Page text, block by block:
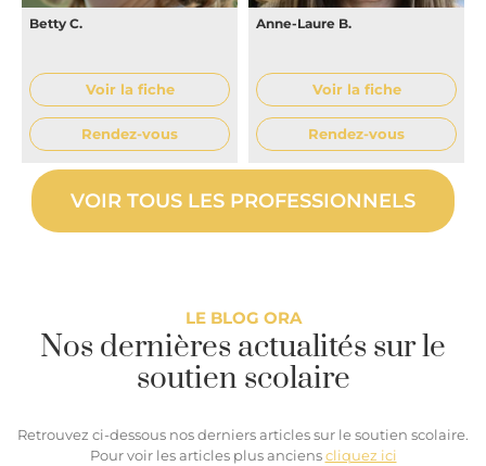
Betty C.
Voir la fiche
Rendez-vous
Anne-Laure B.
Voir la fiche
Rendez-vous
VOIR TOUS LES PROFESSIONNELS
LE BLOG ORA
Nos dernières actualités sur le
soutien scolaire
Retrouvez ci-dessous nos derniers articles sur le soutien scolaire.
Pour voir les articles plus ancienscliquez ici